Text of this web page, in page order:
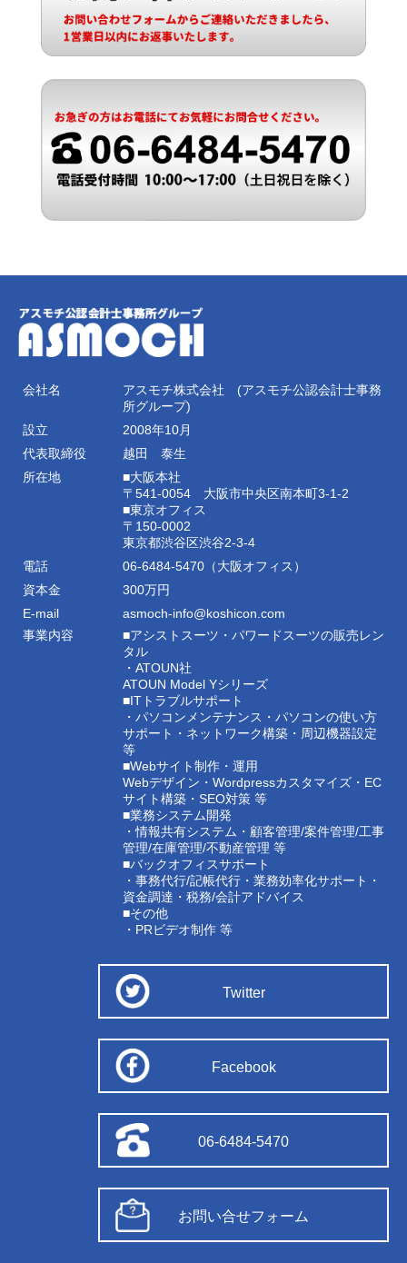
会社名
アスモチ株式会社 (アスモチ公認会計士事務
所グループ)
設立
2008年10月
代表取締役
越田 泰生
所在地
■大阪本社
〒541-0054 大阪市中央区南本町3-1-2
■東京オフィス
〒150-0002
東京都渋谷区渋谷2-3-4
電話
06-6484-5470（大阪オフィス）
資本金
300万円
E-mail
asmoch-info@koshicon.com
事業内容
■アシストスーツ・パワードスーツの販売レン
タル
・ATOUN社
ATOUN Model Yシリーズ
■ITトラブルサポート
・パソコンメンテナンス・パソコンの使い方
サポート・ネットワーク構築・周辺機器設定
等
■Webサイト制作・運用
Webデザイン・Wordpressカスタマイズ・EC
サイト構築・SEO対策 等
■業務システム開発
・情報共有システム・顧客管理/案件管理/工事
管理/在庫管理/不動産管理 等
■バックオフィスサポート
・事務代行/記帳代行・業務効率化サポート・
資金調達・税務/会計アドバイス
■その他
・PRビデオ制作 等
Twitter
Facebook
06-6484-5470
お問い合せフォーム